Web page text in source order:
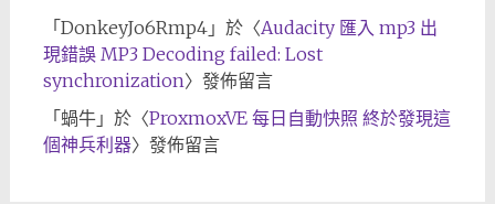
「DonkeyJo6Rmp4」於〈Audacity 匯入 mp3 出
現錯誤 MP3 Decoding failed: Lost
synchronization〉發佈留言
「蝸牛」於〈ProxmoxVE 每日自動快照 終於發現這
個神兵利器〉發佈留言